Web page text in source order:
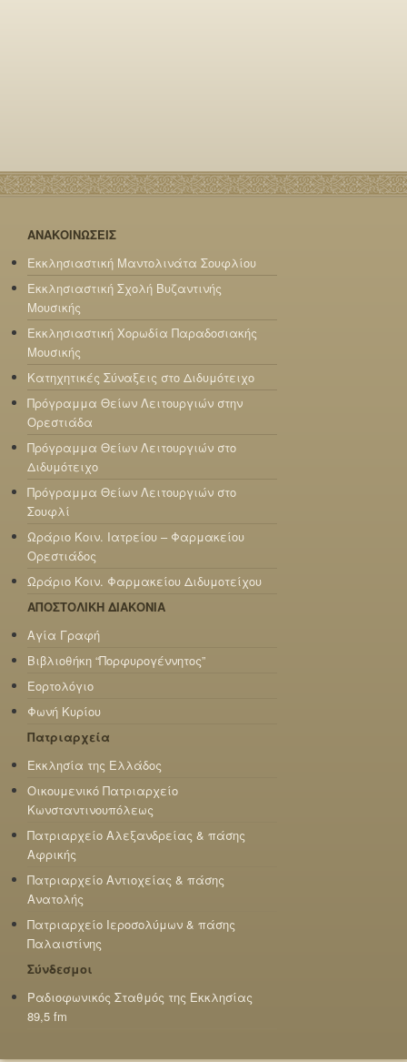
ΑΝΑΚΟΙΝΩΣΕΙΣ
Εκκλησιαστική Μαντολινάτα Σουφλίου
Εκκλησιαστική Σχολή Βυζαντινής
Μουσικής
Εκκλησιαστική Χορωδία Παραδοσιακής
Μουσικής
Κατηχητικές Σύναξεις στο Διδυμότειχο
Πρόγραμμα Θείων Λειτουργιών στην
Ορεστιάδα
Πρόγραμμα Θείων Λειτουργιών στο
Διδυμότειχο
Πρόγραμμα Θείων Λειτουργιών στο
Σουφλί
Ωράριο Κοιν. Ιατρείου – Φαρμακείου
Ορεστιάδος
Ωράριο Κοιν. Φαρμακείου Διδυμοτείχου
ΑΠΟΣΤΟΛΙΚΗ ΔΙΑΚΟΝΙΑ
Αγία Γραφή
Βιβλιοθήκη “Πορφυρογέννητος”
Εορτολόγιο
Φωνή Κυρίου
Πατριαρχεία
Εκκλησία της Ελλάδος
Οικουμενικό Πατριαρχείο
Κωνσταντινουπόλεως
Πατριαρχείο Αλεξανδρείας & πάσης
Αφρικής
Πατριαρχείο Αντιοχείας & πάσης
Ανατολής
Πατριαρχείο Ιεροσολύμων & πάσης
Παλαιστίνης
Σύνδεσμοι
Ραδιοφωνικός Σταθμός της Εκκλησίας
89,5 fm